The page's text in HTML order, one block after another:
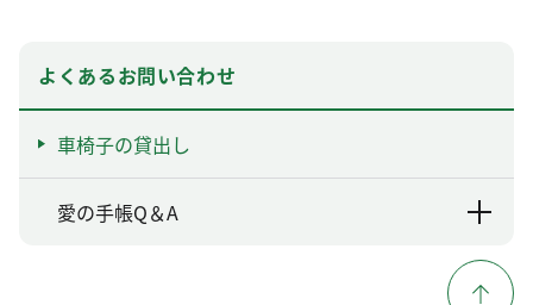
よくあるお問い合わせ
車椅子の貸出し
愛の手帳Q＆A